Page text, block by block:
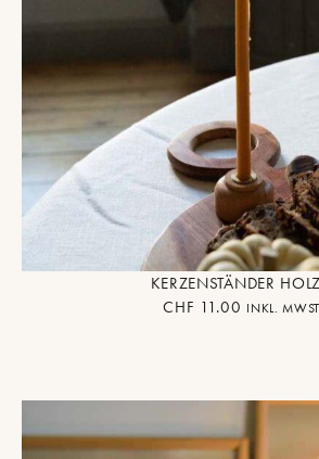
KERZENSTÄNDER
CHF 11.00 INKL.